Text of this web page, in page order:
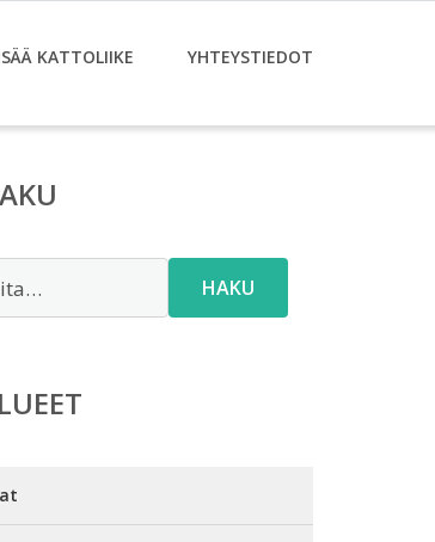
KATTOLIIKE YHTEYSTIEDOT
HAKU